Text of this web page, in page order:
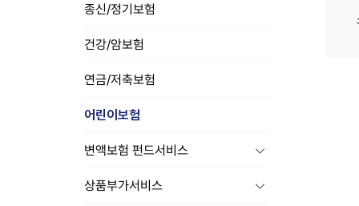
종신/정기보험
건강/암보험
연금/저축보험
어린이보험
변액보험 펀드서비스
상품부가서비스